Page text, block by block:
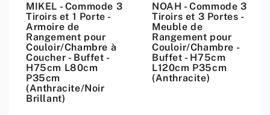
MIKEL - Commode 3
Tiroirs et 1 Porte -
Armoire de
Rangement pour
Couloir/Chambre à
Coucher - Buffet -
H75cm L80cm
P35cm
(Anthracite/Noir
Brillant)
NOAH - Commode 3
Tiroirs et 3 Portes -
Meuble de
Rangement pour
Couloir/Chambre -
Buffet - H75cm
L120cm P35cm
(Anthracite)